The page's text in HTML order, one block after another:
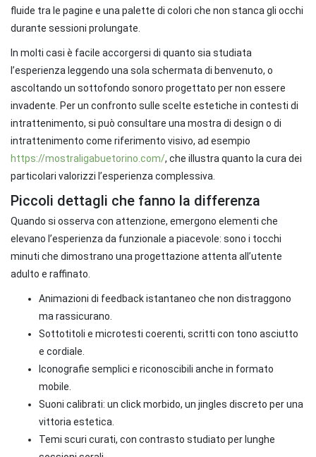
fluide tra le pagine e una palette di colori che non stanca gli occhi
durante sessioni prolungate.
In molti casi è facile accorgersi di quanto sia studiata
l’esperienza leggendo una sola schermata di benvenuto, o
ascoltando un sottofondo sonoro progettato per non essere
invadente. Per un confronto sulle scelte estetiche in contesti di
intrattenimento, si può consultare una mostra di design o di
intrattenimento come riferimento visivo, ad esempio
https://mostraligabuetorino.com/, che illustra quanto la cura dei
particolari valorizzi l’esperienza complessiva.
Piccoli dettagli che fanno la differenza
Quando si osserva con attenzione, emergono elementi che
elevano l’esperienza da funzionale a piacevole: sono i tocchi
minuti che dimostrano una progettazione attenta all’utente
adulto e raffinato.
Animazioni di feedback istantaneo che non distraggono
ma rassicurano.
Sottotitoli e microtesti coerenti, scritti con tono asciutto
e cordiale.
Iconografie semplici e riconoscibili anche in formato
mobile.
Suoni calibrati: un click morbido, un jingles discreto per una
vittoria estetica.
Temi scuri curati, con contrasto studiato per lunghe